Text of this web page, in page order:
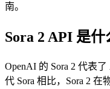
南。
Sora 2 API 是
OpenAI 的 Sora 2 代表
代 Sora 相比，Sora 2